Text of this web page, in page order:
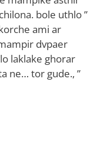
bole uthlo ”
ami ar
dvpaer
laklake ghorar
ne… tor gude., ”